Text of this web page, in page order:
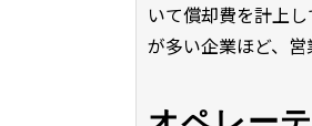
いて償却費を計上
が多い企業ほど、